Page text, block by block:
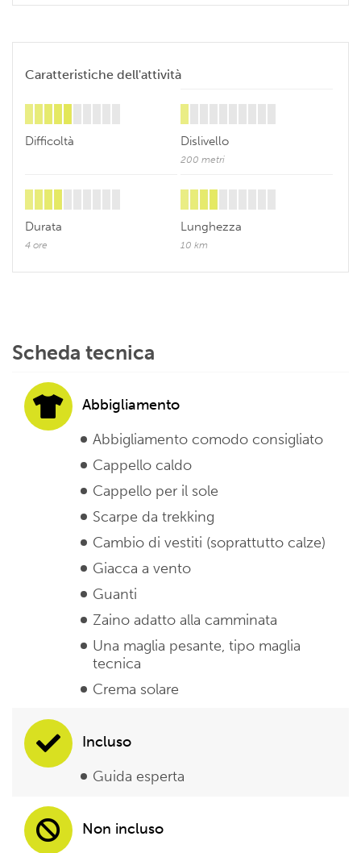
Caratteristiche dell'attività
Difficoltà Dislivello
200 metri
Durata
4 ore
Lunghezza
10 km
Scheda tecnica
Abbigliamento
Abbigliamento comodo consigliato
Cappello caldo
Cappello per il sole
Scarpe da trekking
Cambio di vestiti (soprattutto calze)
Giacca a vento
Guanti
Zaino adatto alla camminata
Una maglia pesante, tipo maglia
tecnica
Crema solare
Incluso
Guida esperta
Non incluso